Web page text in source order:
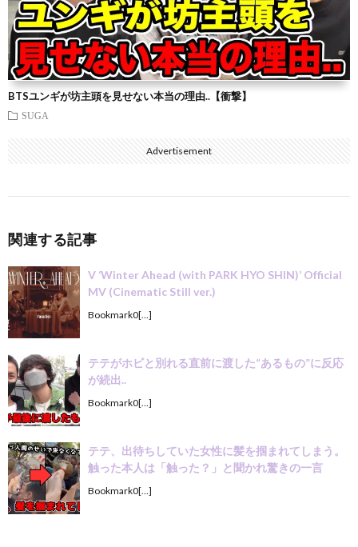
BTSユンギが坊主頭を見せない本当の理由..【衝撃】
SUGA
Advertisement
関連する記事
V ‘Winter Ahead (with PARK HYO SHIN)’ Official
MV (Cinematic Still ver.)
Bookmark0[…]
テテがホビと別れる直前に渡した“あるもの”に反応
が続出..
Bookmark0[…]
テテ、出待ちしていた女性に髪を掴まれてしまう。
触った本人は「触った？」と聞かれ驚きの一言
Bookmark0[…]